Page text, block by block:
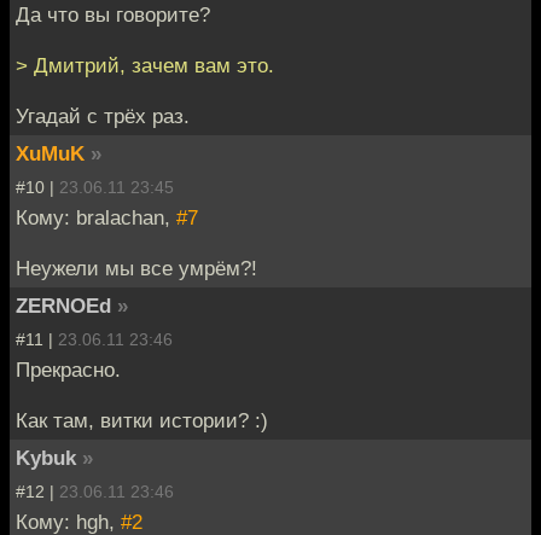
Да что вы говорите?
> Дмитрий, зачем вам это.
Угадай с трёх раз.
XuMuK »
#10 | 23.06.11 23:45
Кому: bralachan, #7
Неужели мы все умрём?!
ZERNOEd »
#11 | 23.06.11 23:46
Прекрасно.
Как там, витки истории? :)
Kybuk »
#12 | 23.06.11 23:46
Кому: hgh, #2